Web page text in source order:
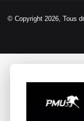
© Copyright 2026, Tous